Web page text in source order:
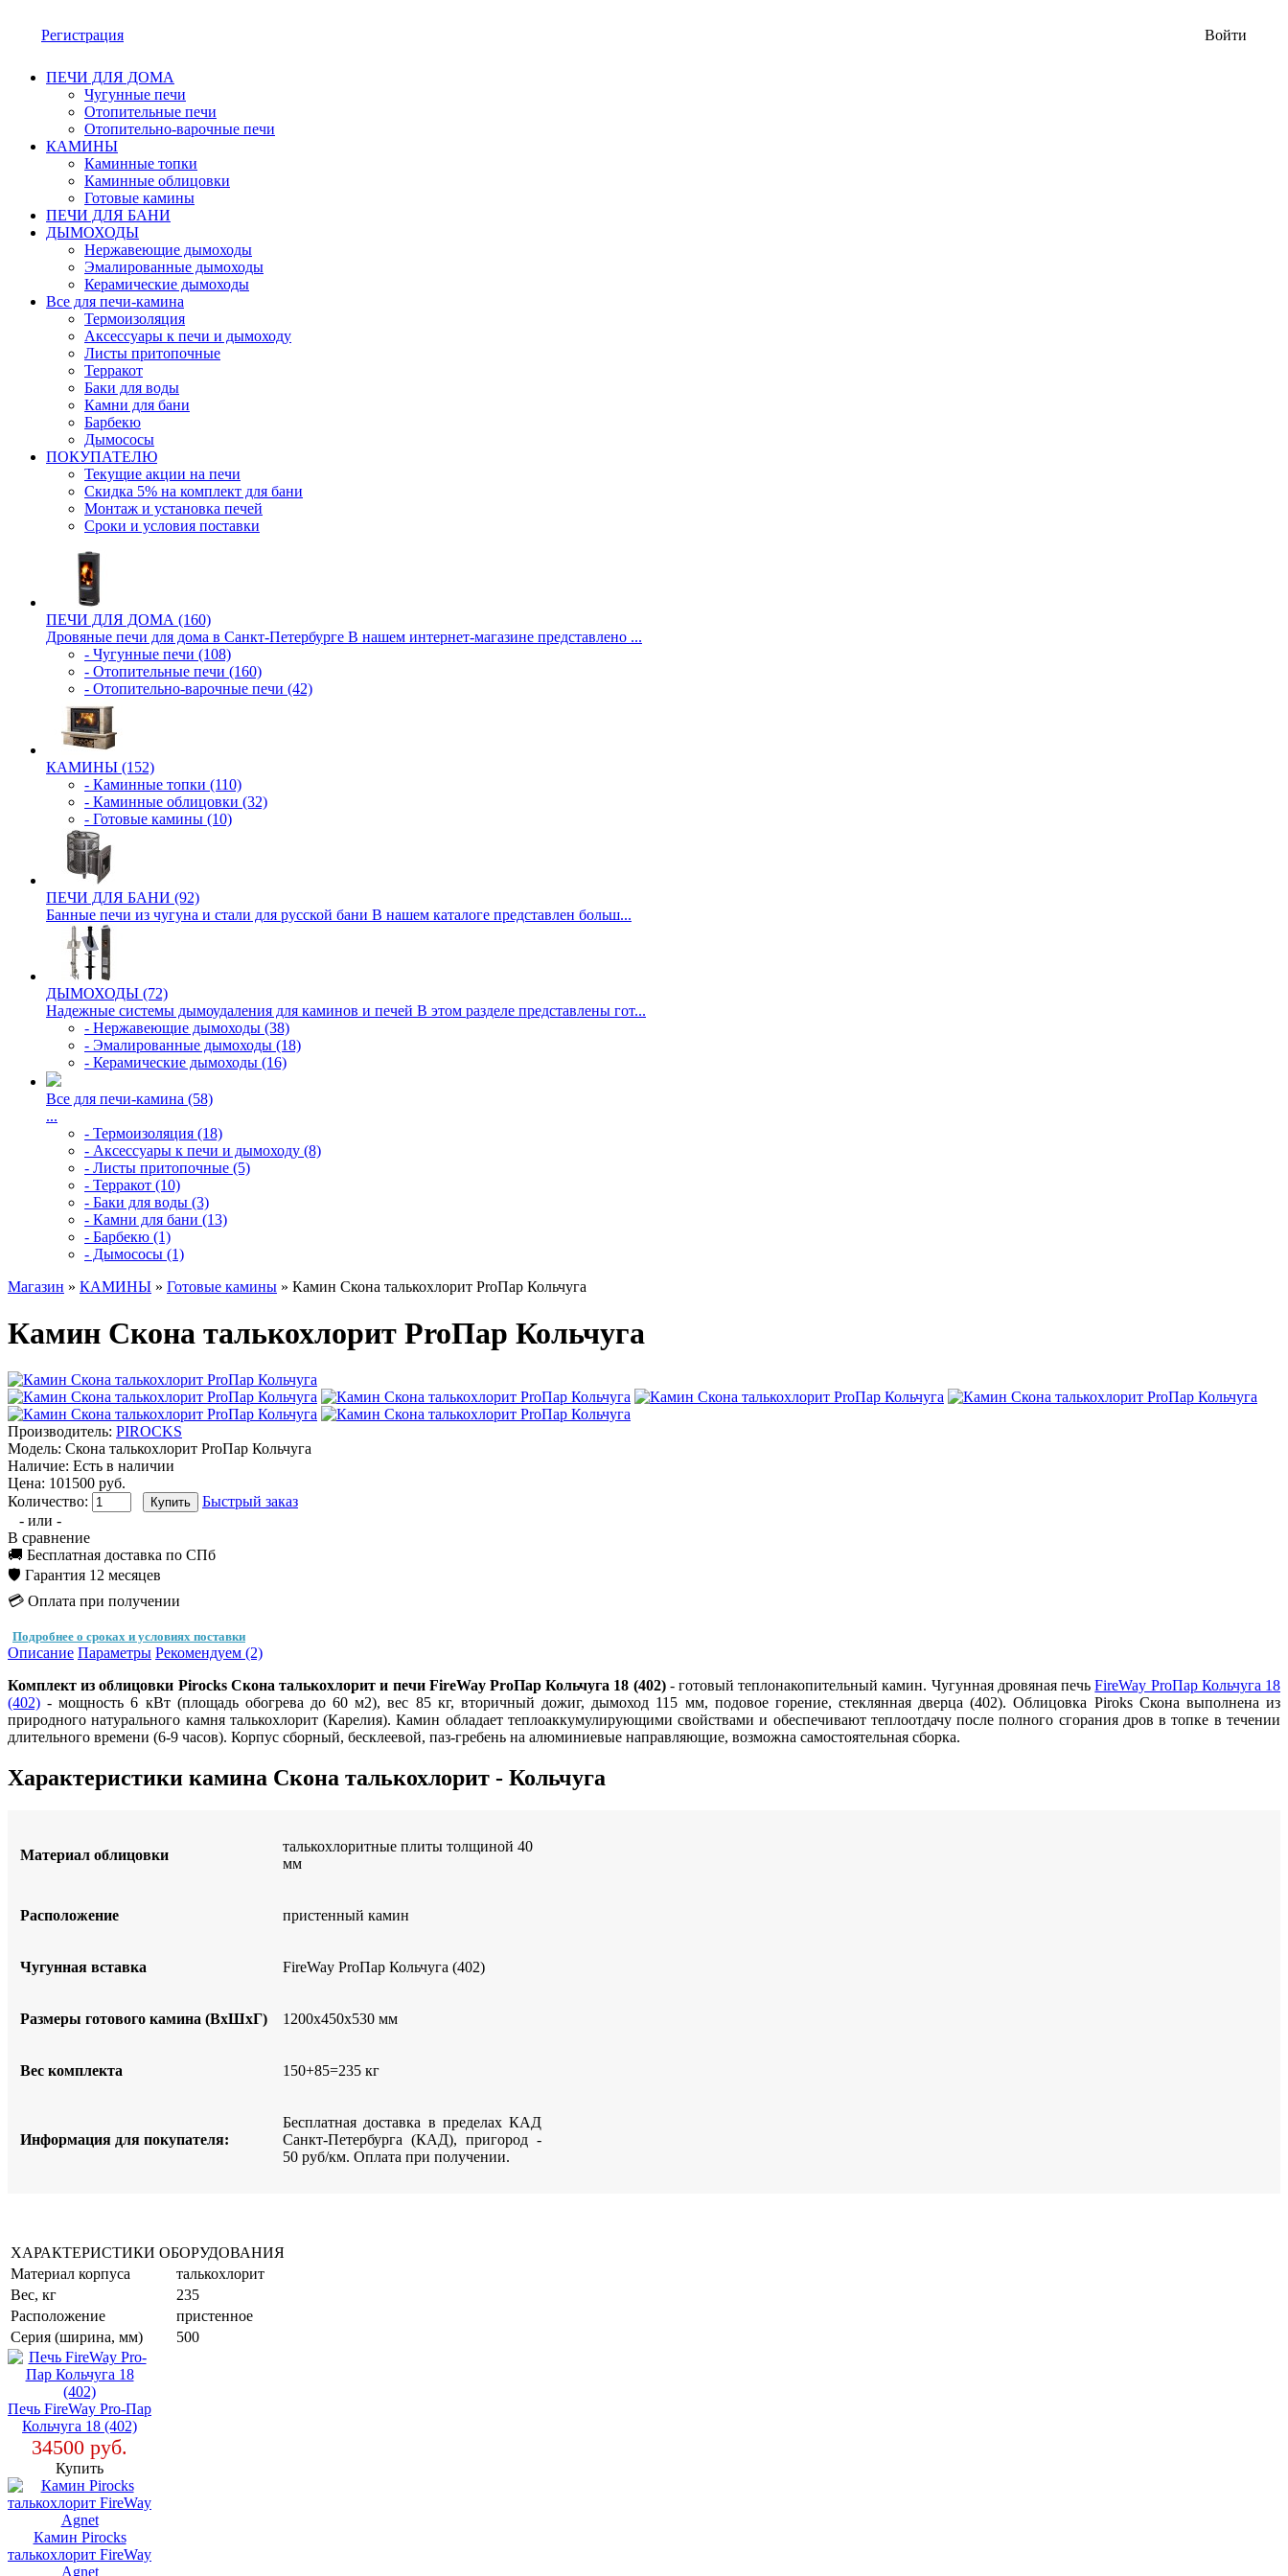
Регистрация Войти
ПЕЧИ ДЛЯ ДОМА
Чугунные печи
Отопительные печи
Отопительно-варочные печи
КАМИНЫ
Каминные топки
Каминные облицовки
Готовые камины
ПЕЧИ ДЛЯ БАНИ
ДЫМОХОДЫ
Нержавеющие дымоходы
Эмалированные дымоходы
Керамические дымоходы
Все для печи-камина
Термоизоляция
Аксессуары к печи и дымоходу
Листы притопочные
Терракот
Баки для воды
Камни для бани
Барбекю
Дымососы
ПОКУПАТЕЛЮ
Текущие акции на печи
Скидка 5% на комплект для бани
Монтаж и установка печей
Сроки и условия поставки
ПЕЧИ ДЛЯ ДОМА (160)
Дровяные печи для дома в Санкт-Петербурге В нашем интернет-магазине представлено ...
- Чугунные печи (108)
- Отопительные печи (160)
- Отопительно-варочные печи (42)
КАМИНЫ (152)
- Каминные топки (110)
- Каминные облицовки (32)
- Готовые камины (10)
ПЕЧИ ДЛЯ БАНИ (92)
Банные печи из чугуна и стали для русской бани В нашем каталоге представлен больш...
ДЫМОХОДЫ (72)
Надежные системы дымоудаления для каминов и печей В этом разделе представлены гот...
- Нержавеющие дымоходы (38)
- Эмалированные дымоходы (18)
- Керамические дымоходы (16)
Все для печи-камина (58)
...
- Термоизоляция (18)
- Аксессуары к печи и дымоходу (8)
- Листы притопочные (5)
- Терракот (10)
- Баки для воды (3)
- Камни для бани (13)
- Барбекю (1)
- Дымососы (1)
Магазин » КАМИНЫ » Готовые камины » Камин Скона талькохлорит ProПар Кольчуга
Камин Скона талькохлорит ProПар Кольчуга
Производитель: PIROCKS
Модель: Скона талькохлорит ProПар Кольчуга
Наличие: Есть в наличии
Цена: 101500 руб.
Количество:
Быстрый заказ
- или -
В сравнение
🚚 Бесплатная доставка по СПб
🛡️ Гарантия 12 месяцев
💳 Оплата при получении
Подробнее о сроках и условиях поставки
Описание Параметры Рекомендуем (2)
Комплект из облицовки Pirocks Скона талькохлорит и печи FireWay ProПар Кольчуга 18 (402)- готовый теплонакопительный камин. Чугунная дровяная печьFireWay ProПар Кольчуга 18
(402) - мощность 6 кВт (площадь обогрева до 60 м2), вес 85 кг, вторичный дожиг, дымоход 115 мм, подовое горение, стеклянная дверца (402). Облицовка Piroks Скона выполнена из
природного натурального камня талькохлорит (Карелия). Камин обладает теплоаккумулирующими свойствами и обеспечивают теплоотдачу после полного сгорания дров в топке в течении
длительного времени (6-9 часов). Корпус сборный, бесклеевой, паз-гребень на алюминиевые направляющие, возможна самостоятельная сборка.
Характеристики камина Скона талькохлорит - Кольчуга
Материал облицовки
талькохлоритные плиты толщиной 40
мм
Расположение пристенный камин
Чугунная вставка FireWay ProПар Кольчуга (402)
Размеры готового камина (ВxШxГ) 1200x450x530 мм
Вес комплекта 150+85=235 кг
Информация для покупателя:
Бесплатная доставка в пределах КАД
Санкт-Петербурга (КАД), пригород -
50 руб/км. Оплата при получении.
ХАРАКТЕРИСТИКИ ОБОРУДОВАНИЯ
Материал корпуса
талькохлорит
Вес, кг
235
Расположение
пристенное
Серия (ширина, мм)
500
Печь FireWay Pro-Пар
Кольчуга 18 (402)
34500 руб.
Купить
Камин Pirocks
талькохлорит FireWay
Agnet